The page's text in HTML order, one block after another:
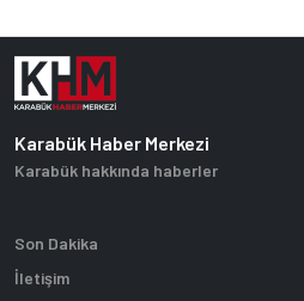
Karabük Haber Merkezi
Karabük hakkında haberler
Son Dakika
İletişim